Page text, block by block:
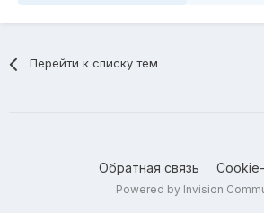
Перейти к списку тем
Обратная связь
Powered by Invision